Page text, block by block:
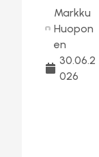
Markku
Huopon
en
30.06.2
026